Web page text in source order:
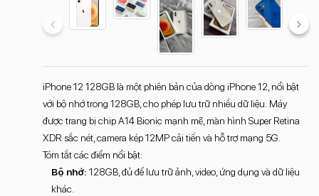
iPhone 12 128GB là một phiên bản của dòng iPhone 12, nổi bật
với bộ nhớ trong 128GB, cho phép lưu trữ nhiều dữ liệu. Máy
được trang bị chip A14 Bionic mạnh mẽ, màn hình Super Retina
XDR sắc nét, camera kép 12MP cải tiến và hỗ trợ mạng 5G.
Tóm tắt các điểm nổi bật:
Bộ nhớ: 128GB, đủ để lưu trữ ảnh, video, ứng dụng và dữ liệu
khác.